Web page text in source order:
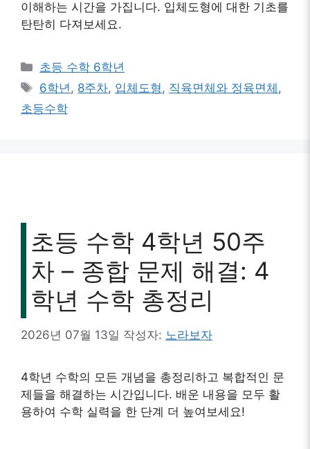
이해하는 시간을 가집니다. 입체도형에 대한 기초를
탄탄히 다져보세요.
카
테
리
초등 수학 6학년
태
그
6학년, 8주차, 입체도형, 직육면체와 정육면체 ,
초등수학
초등 수학 4학년 50주
차 – 종합 문제 해결: 4
학년 수학 총정리
2026년 07월 13일 작성자: 노라보자
4학년 수학의 모든 개념을 총정리하고 복합적인 문
제들을 해결하는 시간입니다. 배운 내용을 모두 활
용하여 수학 실력을 한 단계 더 높여보세요!